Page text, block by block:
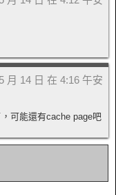
月 14 日 在 4:16 午安
可能還有cache page吧